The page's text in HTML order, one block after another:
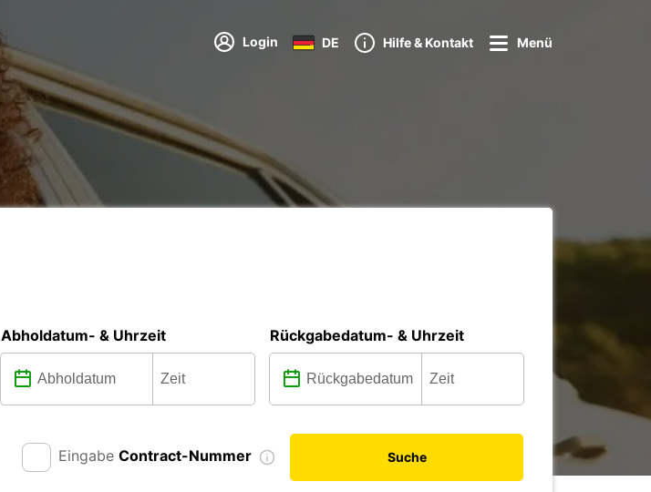
Login DE Hilfe & Kontakt Menü
Abholdatum- & Uhrzeit Rückgabedatum- & Uhrzeit
Eingabe Contract-Nummer Suche